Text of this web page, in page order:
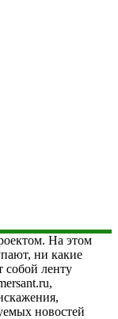
На этом
ни какие
собой ленту
новостей